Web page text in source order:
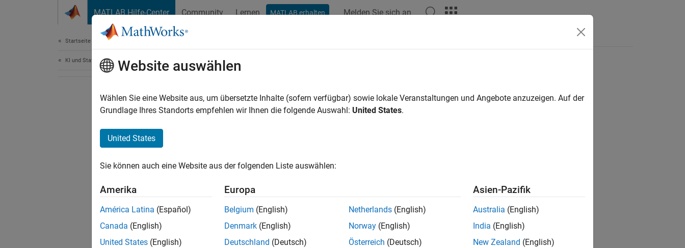
MATLAB Hilfe-Center Community Lernen MATLAB erhalten Melden Sie sich an
Startseite der Dokumentation
KI und Statistik
How useful was this information?
Website auswählen
Wählen Sie eine Website aus, um übersetzte Inhalte (sofern verfügbar) sowie lokale Veranstaltungen und Angebote anzuzeigen. Auf der
Grundlage Ihres Standorts empfehlen wir Ihnen die folgende Auswahl: United States.
United States
Sie können auch eine Website aus der folgenden Liste auswählen:
Amerika
América Latina (Español)
Canada (English)
United States (English)
Europa
Belgium (English)
Denmark (English)
Deutschland (Deutsch)
Netherlands (English)
Norway (English)
Österreich (Deutsch)
Asien-Pazifik
Australia (English)
India (English)
New Zealand (English)